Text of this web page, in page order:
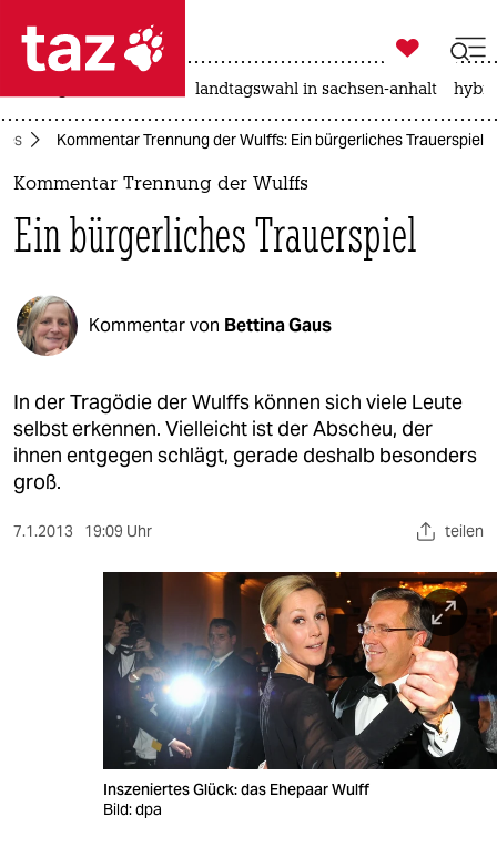
 taz zahl ich
taz zahl ich
politik
öko
gesellschaft
kultur
sport
berlin
veranstaltungen
fragen & hilfe

taz zahl ich
landtagswahl in sachsen-anhalt
Kommentar Trennung der Wulffs: Ein bürgerliches Trauerspiel
Kommentar Trennung der Wulffs
Ein bürgerliches Trauerspiel
Kommentar von Bettina Gaus
In der Tragödie der Wulffs können sich viele Leute
selbst erkennen. Vielleicht ist der Abscheu, der
ihnen entgegen schlägt, gerade deshalb besonders
groß.
7.1.2013 19:09 Uhr teilen
Inszeniertes Glück: das Ehepaar Wulff
Bild: dpa